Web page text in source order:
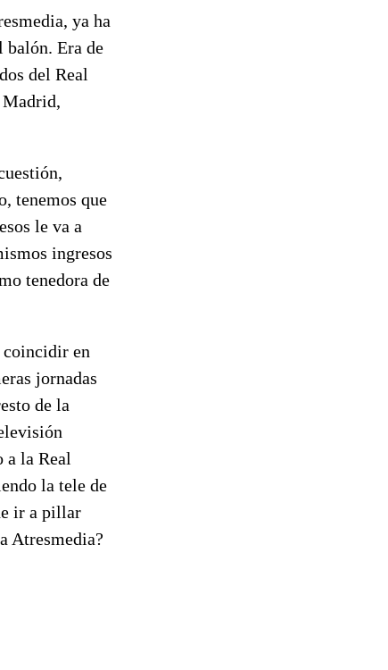
ya ha
balón. Era de
del Real
Madrid,
tenemos que
le va a
ingresos
tenedora de
coincidir en
jornadas
de la
a la Real
la tele de
ir a pillar
Atresmedia?